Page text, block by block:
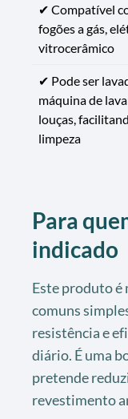
✔ Compatível
fogões a gás,
vitrocerâmico
✔ Pode ser
máquina de
louças,
limpeza
Para
indicado
Este produto é
comuns
resistência e
diário. É uma
pretende
revestimento